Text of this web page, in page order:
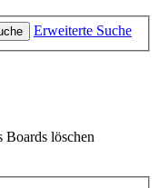
Erweiterte Suche
Boards löschen